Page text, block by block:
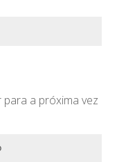
a próxima vez